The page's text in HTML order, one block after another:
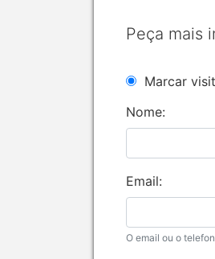
Peça mais
Marcar
Nome:
Email:
O email ou o